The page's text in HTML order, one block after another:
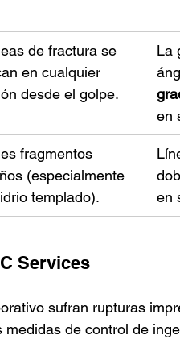
de fractura se
en cualquier
desde el golpe.
La
en
fragmentos
(especialmente
templado).
en
Services
sufran rupturas
de control de